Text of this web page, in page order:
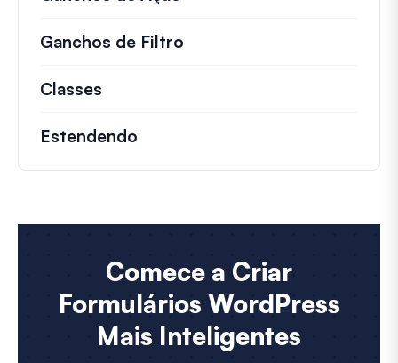
Ganchos de Filtro
Classes
Estendendo
Comece a Criar
Formulários WordPress
Mais Inteligentes